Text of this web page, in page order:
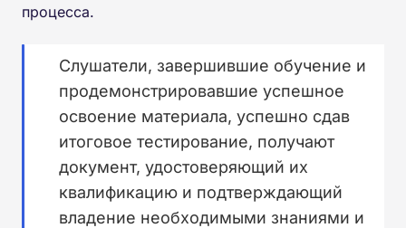
процесса.
Слушатели, завершившие обучение и
продемонстрировавшие успешное
освоение материала, успешно сдав
итоговое тестирование, получают
документ, удостоверяющий их
квалификацию и подтверждающий
владение необходимыми знаниями и